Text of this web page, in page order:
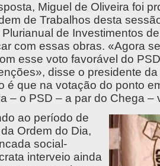
Miguel de Oliveira foi
de Trabalhos desta
Plurianual de Investimentos
com essas obras. «Agora
esse voto favorável do
disse o presidente
é que na votação do ponto
– o PSD – a par do Chega
ao período de
Ordem do Dia,
social-
interveio ainda